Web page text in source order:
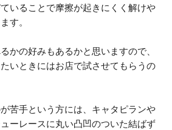
いることで摩擦が起きにくく解けや
す。
かの好みもあるかと思いますので、
いときにはお店で試させてもらうの
苦手という方には、キャタピランや
ーレースに丸い凸凹のついた結ばず